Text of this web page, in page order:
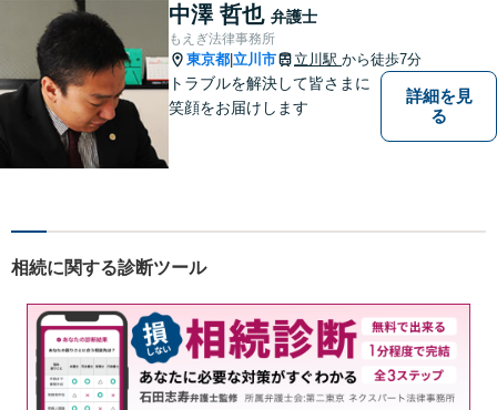
中澤 哲也 弁護士
もえぎ法律事務所
東京都 立川市 立川駅 から徒歩7分
トラブルを解決して皆さまに
笑顔をお届けします
詳細を見
る
相続に関する診断ツール